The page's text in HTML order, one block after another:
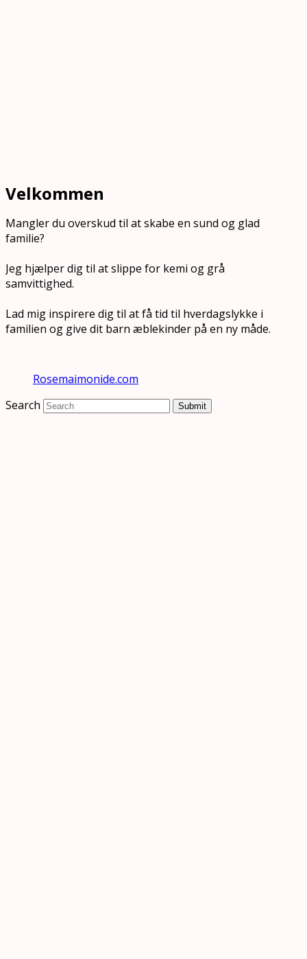
Velkommen
Mangler du overskud til at skabe en sund og glad
familie?
Jeg hjælper dig til at slippe for kemi og grå
samvittighed.
Lad mig inspirere dig til at få tid til hverdagslykke i
familien og give dit barn æblekinder på en ny måde.
Rosemaimonide.com
Search
Submit